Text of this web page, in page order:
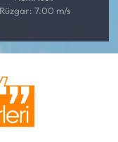
Rüzgar: 7.00 m/s